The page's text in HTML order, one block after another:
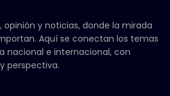
opinión y noticias, donde la mirada
Aquí se conectan los temas
nacional e internacional, con
perspectiva.